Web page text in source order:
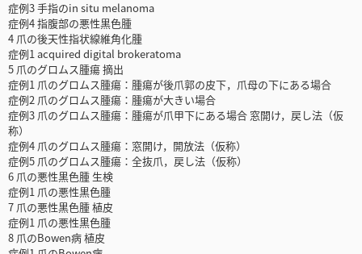
症例3 手指のin situ melanoma
症例4 指腹部の悪性黒色腫
4 爪の後天性指状線維角化腫
症例1 acquired digital brokeratoma
5 爪のグロムス腫瘍 摘出
症例1 爪のグロムス腫瘍：腫瘍が後爪郭の皮下，爪母の下にある場合
症例2 爪のグロムス腫瘍：腫瘍が大きい場合
症例3 爪のグロムス腫瘍：腫瘍が爪甲下にある場合 窓開け，戻し法（仮
称）
症例4 爪のグロムス腫瘍：窓開け，開放法（仮称）
症例5 爪のグロムス腫瘍：全抜爪，戻し法（仮称）
6 爪の悪性黒色腫 生検
症例1 爪の悪性黒色腫
7 爪の悪性黒色腫 植皮
症例1 爪の悪性黒色腫
8 爪のBowen病 植皮